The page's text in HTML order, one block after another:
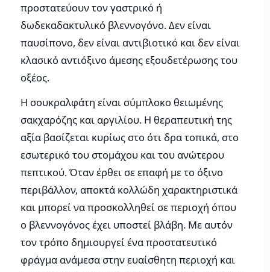
προστατεύουν τον γαστρικό ή
δωδεκαδακτυλικό βλεννογόνο. Δεν είναι
παυσίπονο, δεν είναι αντιβιοτικό και δεν είναι
κλασικό αντιόξινο άμεσης εξουδετέρωσης του
οξέος.
Η σουκραλφάτη είναι σύμπλοκο θειωμένης
σακχαρόζης και αργιλίου. Η θεραπευτική της
αξία βασίζεται κυρίως στο ότι δρα τοπικά, στο
εσωτερικό του στομάχου και του ανώτερου
πεπτικού. Όταν έρθει σε επαφή με το όξινο
περιβάλλον, αποκτά κολλώδη χαρακτηριστικά
και μπορεί να προσκολληθεί σε περιοχή όπου
ο βλεννογόνος έχει υποστεί βλάβη. Με αυτόν
τον τρόπο δημιουργεί ένα προστατευτικό
φράγμα ανάμεσα στην ευαίσθητη περιοχή και